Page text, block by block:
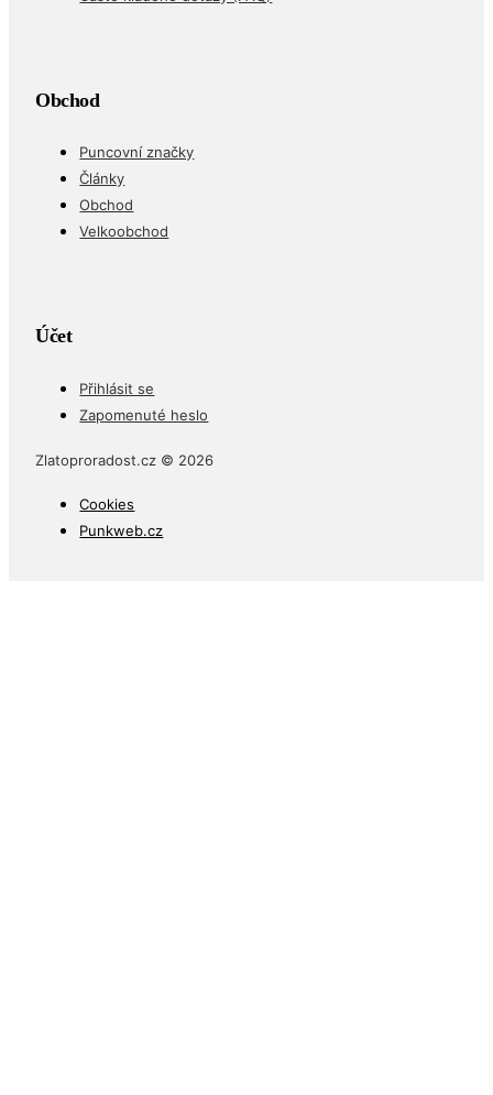
Obchod
Puncovní značky
Články
Obchod
Velkoobchod
Účet
Přihlásit se
Zapomenuté heslo
Zlatoproradost.cz © 2026
Cookies
Punkweb.cz